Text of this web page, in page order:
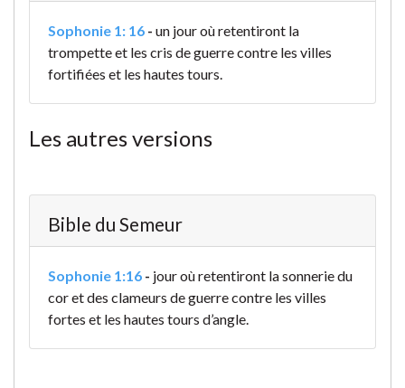
Sophonie 1: 16 - un jour où retentiront la
trompette et les cris de guerre contre les villes
fortifiées et les hautes tours.
Les autres versions
Bible du Semeur
Sophonie 1:16 - jour où retentiront la sonnerie du
cor et des clameurs de guerrecontre les villes
fortes et les hautes tours d’angle.